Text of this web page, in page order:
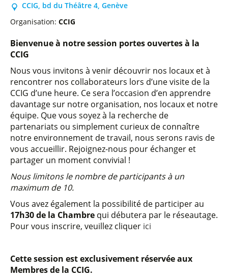
CCIG, bd du Théâtre 4, Genève
Organisation: CCIG
Bienvenue à notre session portes ouvertes à la
CCIG
Nous vous invitons à venir découvrir nos locaux et à
rencontrer nos collaborateurs lors d’une visite de la
CCIG d’une heure. Ce sera l’occasion d’en apprendre
davantage sur notre organisation, nos locaux et notre
équipe. Que vous soyez à la recherche de
partenariats ou simplement curieux de connaître
notre environnement de travail, nous serons ravis de
vous accueillir. Rejoignez-nous pour échanger et
partager un moment convivial !
Nous limitons le nombre de participants à un
maximum de 10.
Vous avez également la possibilité de participer au
17h30 de la Chambre qui débutera par le réseautage.
Pour vous inscrire, veuillez cliquer ici
Cette session est exclusivement réservée aux
Membres de la CCIG.